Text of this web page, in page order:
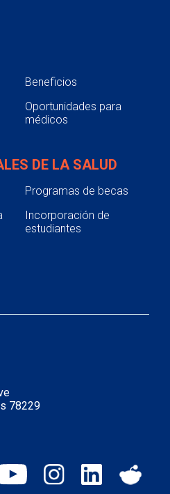
78229
Beneficios
Oportunidades para
médicos
DE LA SALUD
Programas de becas
Incorporación de
estudiantes